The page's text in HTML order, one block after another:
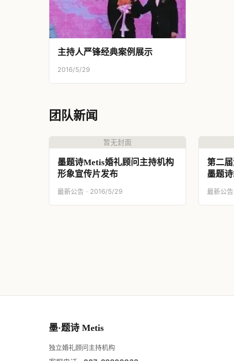
主持人严锋经典案例展示
2016/5/29
团队新闻
暂无封面
墨题诗Metis婚礼顾问主持机构
形象宣传片发布
最新公告 · 2016/5/29
第二
墨题
最新公
墨·题诗 Metis
独立婚礼顾问主持机构